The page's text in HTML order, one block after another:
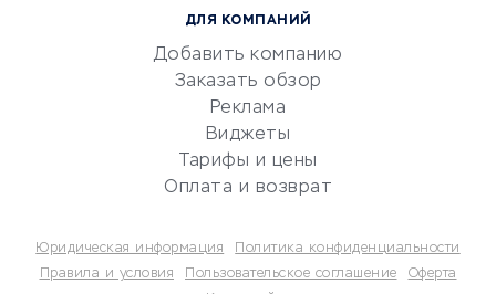
Бухгалтерия онлайн
Потребительские кредиты
ДЛЯ КОМПАНИЙ
Добавить компанию
Заказать обзор
Реклама
Виджеты
Тарифы и цены
Оплата и возврат
Юридическая информация
Политика конфиденциальности
Правила и условия
Пользовательское соглашение
Оферта